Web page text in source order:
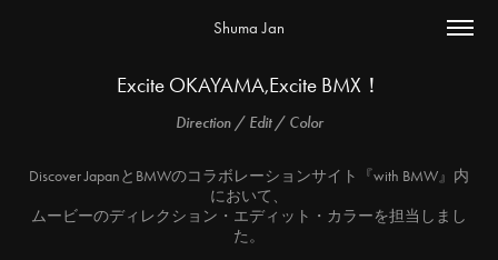
Shuma Jan
Excite OKAYAMA,Excite BMX！
Direction / Edit / Color
Discover JapanとBMWのコラボレーションサイト『with BMW』内
において、
ムービーのディレクション・エディット・カラーを担当しまし
た。